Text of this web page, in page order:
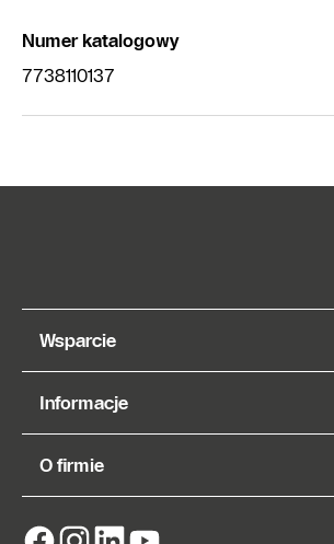
Numer katalogowy
7738110137
Wsparcie
Informacje
O firmie